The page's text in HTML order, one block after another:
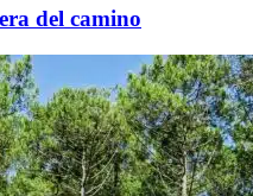
del camino